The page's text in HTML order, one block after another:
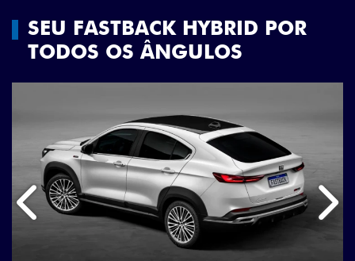
SEU FASTBACK HYBRID POR
TODOS OS ÂNGULOS
Anterior